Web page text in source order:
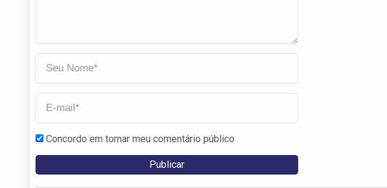
Concordo em tornar meu comentário público